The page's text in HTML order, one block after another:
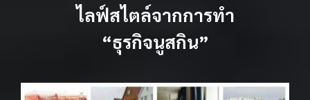
ไลฟ์สไตล์จากการทำ
“ธุรกิจนูสกิน”